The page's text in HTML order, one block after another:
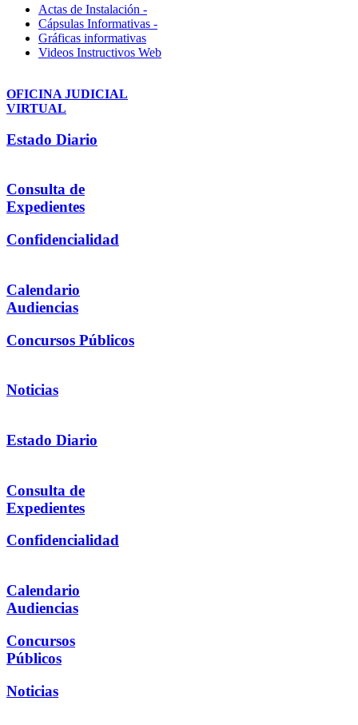
Actas de Instalación -
Cápsulas Informativas -
Gráficas informativas
Videos Instructivos Web
OFICINA JUDICIAL
VIRTUAL
Estado Diario
Consulta de
Expedientes
Confidencialidad
Calendario
Audiencias
Concursos Públicos
Noticias
Estado Diario
Consulta de
Expedientes
Confidencialidad
Calendario
Audiencias
Concursos
Públicos
Noticias